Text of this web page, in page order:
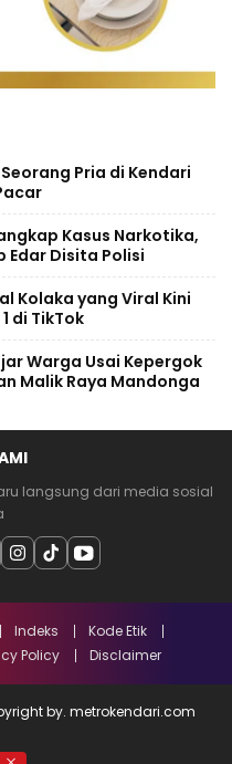
Pria di Kendari
Kasus Narkotika,
Edar Disita Polisi
Kolaka yang Viral Kini
di TikTok
Warga Usai Kepergok
Malik Raya Mandonga
langsung dari media sosial
Indeks
Kode Etik
Policy Disclaimer
by. metrokendari.com